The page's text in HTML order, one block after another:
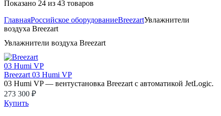
Показано 24 из 43 товаров
ГлавнаяРоссийское оборудованиеBreezartУвлажнители
воздуха Breezart
Увлажнители воздуха Breezart
Breezart 03 Humi VP
03 Humi VP — вентустановка Breezart с автоматикой JetLogic.
273 300 ₽
Купить